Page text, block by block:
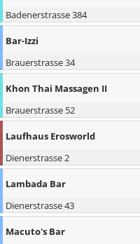
Badenerstrasse 384
Bar-Izzi
Brauerstrasse 34
Khon Thai Massagen II
Brauerstrasse 52
Laufhaus Erosworld
Dienerstrasse 2
Lambada Bar
Dienerstrasse 43
Macuto's Bar